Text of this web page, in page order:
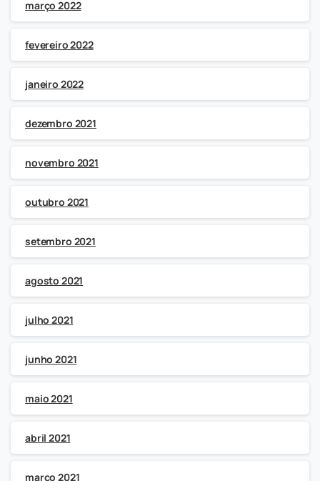
março 2022
fevereiro 2022
janeiro 2022
dezembro 2021
novembro 2021
outubro 2021
setembro 2021
agosto 2021
julho 2021
junho 2021
maio 2021
abril 2021
março 2021